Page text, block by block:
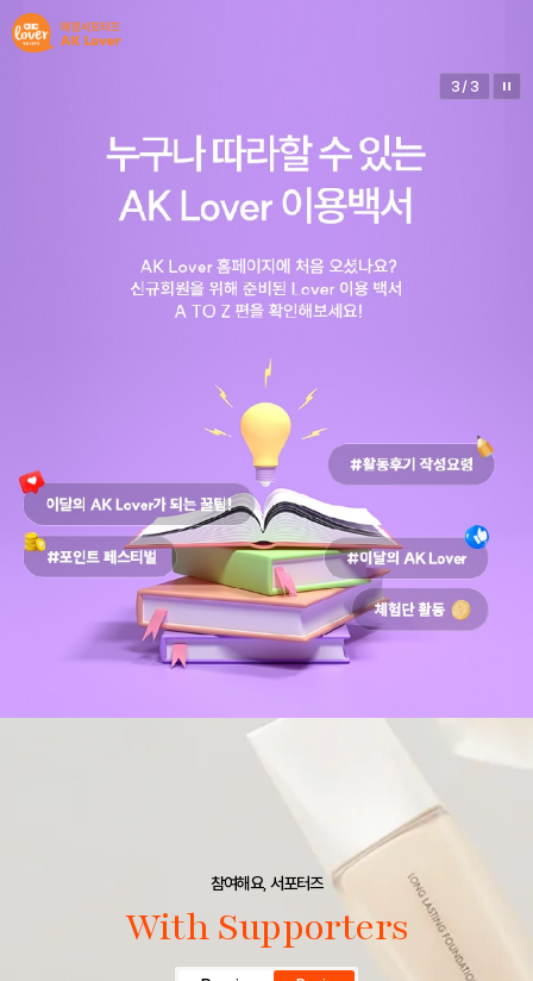
1 / 3
참여해요, 서포터즈
With Supporters